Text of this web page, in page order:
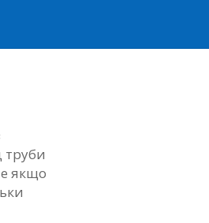
труби
якщо